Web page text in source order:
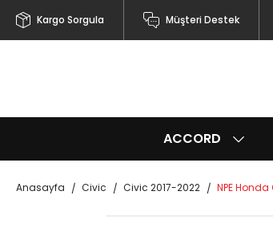
Kargo Sorgula Müşteri Destek
ACCORD
Anasayfa Civic Civic 2017-2022 NPE